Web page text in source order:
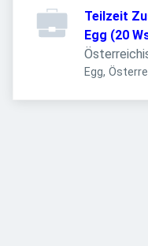
Teilzeit
Egg (20
Egg,